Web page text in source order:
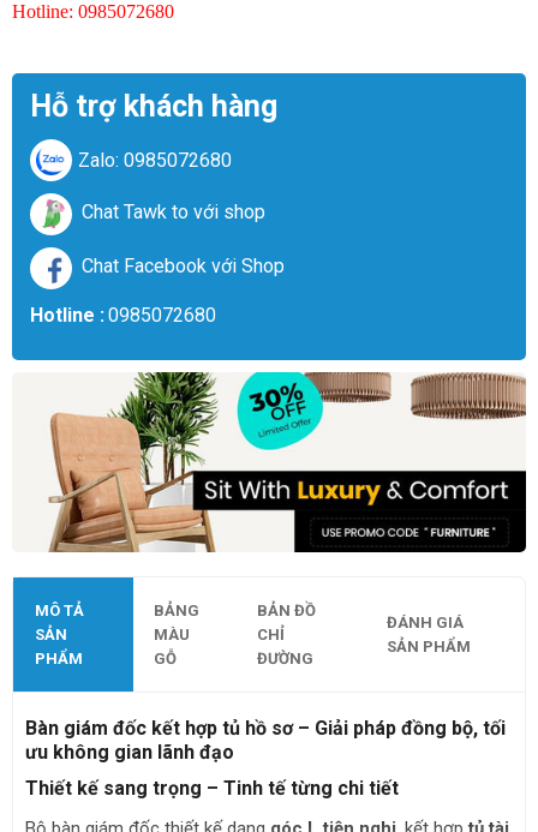
Hotline: 0985072680
Hỗ trợ khách hàng
Zalo: 0985072680
Chat Tawk to với shop
Chat Facebook với Shop
Hotline :0985072680
MÔ TẢ
SẢN
PHẨM
BẢNG
MÀU
GỖ
BẢN ĐỒ
CHỈ
ĐƯỜNG
ĐÁNH GIÁ
SẢN PHẨM
Bàn giám đốc kết hợp tủ hồ sơ – Giải pháp đồng bộ, tối
ưu không gian lãnh đạo
Thiết kế sang trọng – Tinh tế từng chi tiết